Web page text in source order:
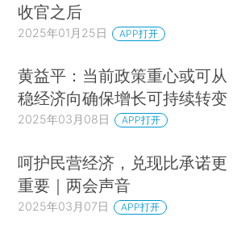
收官之后
2025年01月25日 APP打开
黄益平：当前政策重心或可从
稳经济向确保增长可持续转变
2025年03月08日 APP打开
呵护民营经济，兑现比承诺更
重要｜两会声音
2025年03月07日 APP打开